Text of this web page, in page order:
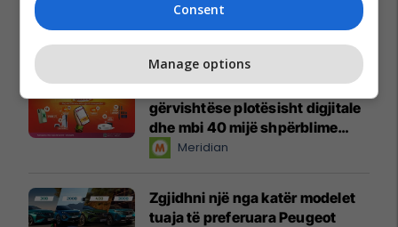
Promo Reklamo këtu
Këtë herë me kartelë
gërvishtëse plotësisht digjitale
dhe mbi 40 mijë shpërblime
instant!Meridian
Zgjidhni një nga katër modelet
tuaja të preferuara Peugeot
Consent
Manage options